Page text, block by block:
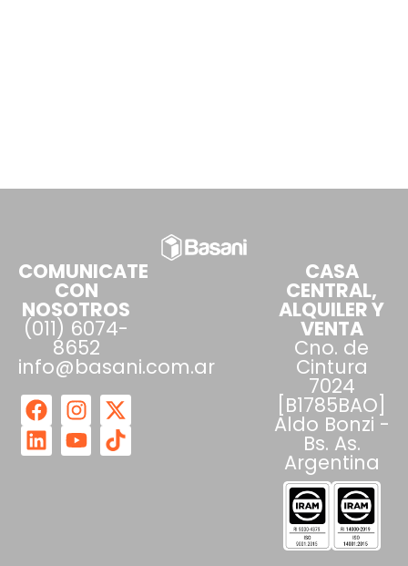
COMUNICATE
CON
NOSOTROS
(011) 6074-
8652
info@basani.com.ar
CASA
CENTRAL,
ALQUILER Y
VENTA
Cno. de
Cintura
7024
[B1785BAO]
Aldo Bonzi -
Bs. As.
Argentina